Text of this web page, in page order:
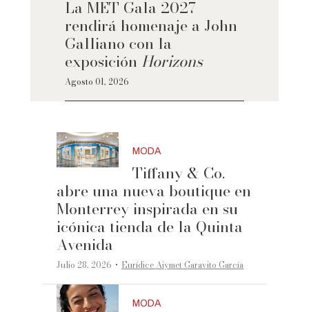
La MET Gala 2027
rendirá homenaje a John
Galliano con la
exposición Horizons
Agosto 01, 2026
MODA
Tiffany & Co.
abre una nueva boutique en
Monterrey inspirada en su
icónica tienda de la Quinta
Avenida
Julio 28, 2026 ·Eurídice Aiymet Garavito García
MODA